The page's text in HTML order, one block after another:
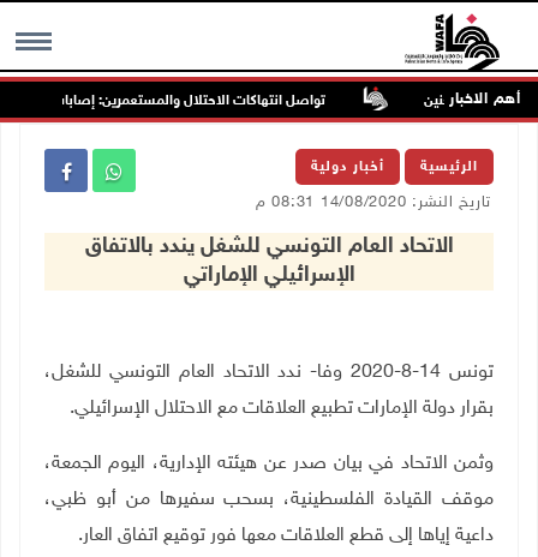
MENU أهم الاخبار
جنوب غرب جنين تواصل انتهاكات الاحتلال والمستعمرين: إصابات واعتقالات
الرئيسية أخبار دولية
تاريخ النشر: 14/08/2020 08:31 م
الاتحاد العام التونسي للشغل يندد بالاتفاق
الإسرائيلي الإماراتي
تونس 14-8-2020 وفا- ندد الاتحاد العام التونسي للشغل،
بقرار دولة الإمارات تطبيع العلاقات مع الاحتلال الإسرائيلي.
وثمن الاتحاد في بيان صدر عن هيئته الإدارية، اليوم الجمعة،
موقف القيادة الفلسطينية، بسحب سفيرها من أبو ظبي،
داعية إياها إلى قطع العلاقات معها فور توقيع اتفاق العار.